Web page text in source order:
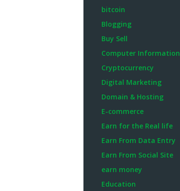
bitcoin
Blogging
Buy Sell
Computer Information
Cryptocurrency
Digital Marketing
Domain & Hosting
E-commerce
Earn for the Real life
Earn From Data Entry
Earn From Social Site
earn money
Education